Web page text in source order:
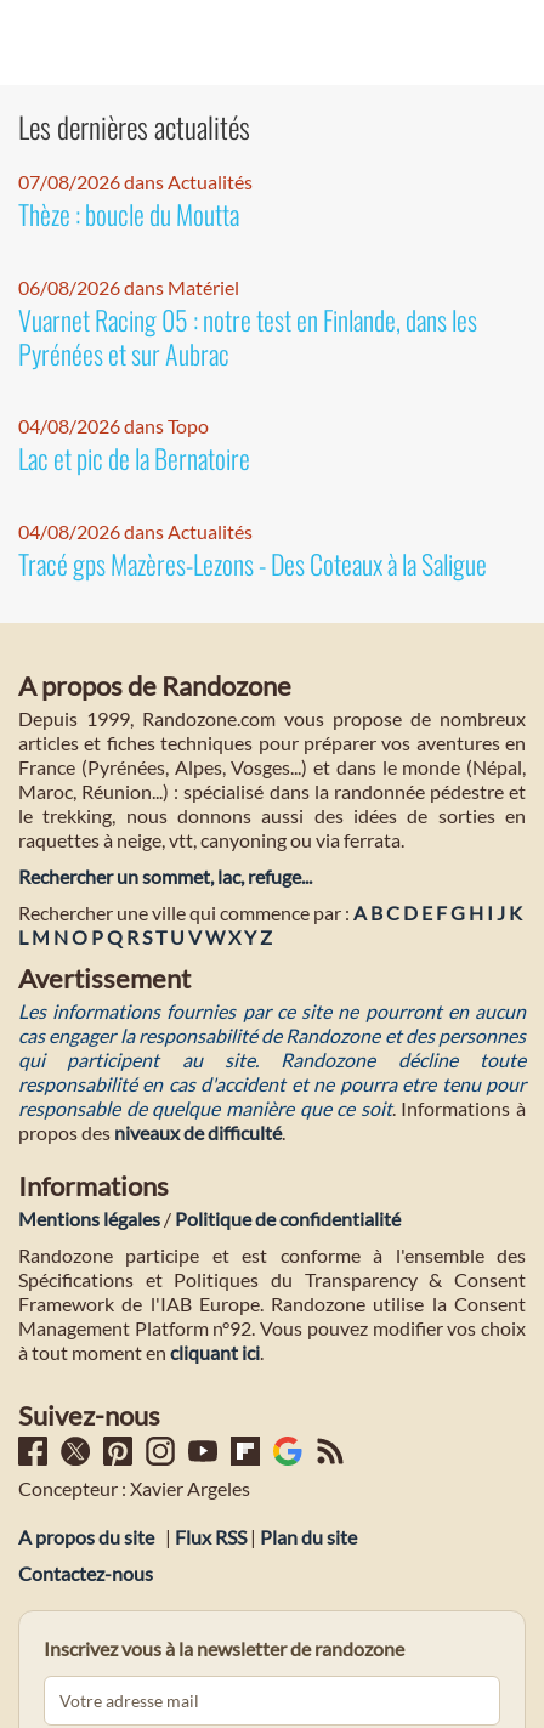
Les dernières actualités
07/08/2026 dans Actualités
Thèze : boucle du Moutta
06/08/2026 dans Matériel
Vuarnet Racing 05 : notre test en Finlande, dans les
Pyrénées et sur Aubrac
04/08/2026 dans Topo
Lac et pic de la Bernatoire
04/08/2026 dans Actualités
Tracé gps Mazères-Lezons - Des Coteaux à la Saligue
A propos de Randozone
Depuis 1999, Randozone.com vous propose de nombreux
articles et fiches techniques pour préparer vos aventures en
France (Pyrénées, Alpes, Vosges...) et dans le monde (Népal,
Maroc, Réunion...) : spécialisé dans la randonnée pédestre et
le trekking, nous donnons aussi des idées de sorties en
raquettes à neige, vtt, canyoning ou via ferrata.
Rechercher un sommet, lac, refuge...
Rechercher une ville qui commence par : A BC D E FG H I J K
L M NO PQ RST U VWXYZ
Avertissement
Les informations fournies par ce site ne pourront en aucun
cas engager la responsabilité de Randozone et des personnes
qui participent au site. Randozone décline toute
responsabilité en cas d'accident et ne pourra etre tenu pour
responsable de quelque manière que ce soit. Informations à
propos des niveaux de difficulté.
Informations
Mentions légales / Politique de confidentialité
Randozone participe et est conforme à l'ensemble des
Spécifications et Politiques du Transparency & Consent
Framework de l'IAB Europe. Randozone utilise la Consent
Management Platform n°92. Vous pouvez modifier vos choix
à tout moment en cliquant ici.
Suivez-nous
Concepteur : Xavier Argeles
A propos du site | Flux RSS| Plan du site
Contactez-nous
Inscrivez vous à la newsletter de randozone